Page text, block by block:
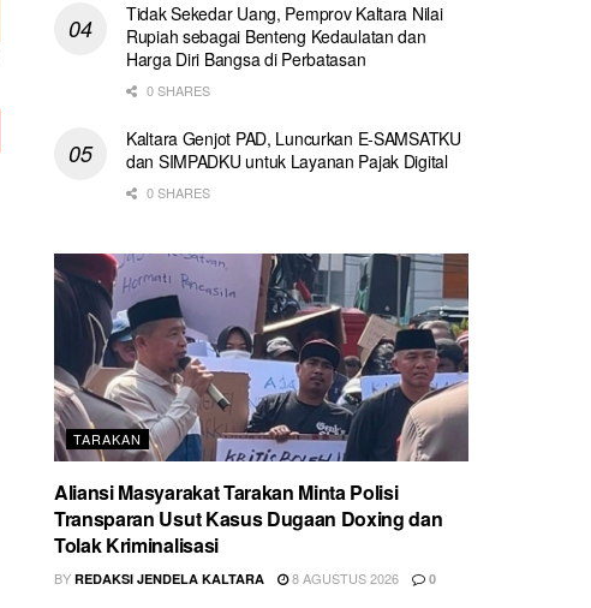
Tidak Sekedar Uang, Pemprov Kaltara Nilai
Rupiah sebagai Benteng Kedaulatan dan
Harga Diri Bangsa di Perbatasan
0 SHARES
Kaltara Genjot PAD, Luncurkan E-SAMSATKU
dan SIMPADKU untuk Layanan Pajak Digital
0 SHARES
TARAKAN
Aliansi Masyarakat Tarakan Minta Polisi
Transparan Usut Kasus Dugaan Doxing dan
Tolak Kriminalisasi
BY REDAKSI JENDELA KALTARA 8 AGUSTUS 2026 0